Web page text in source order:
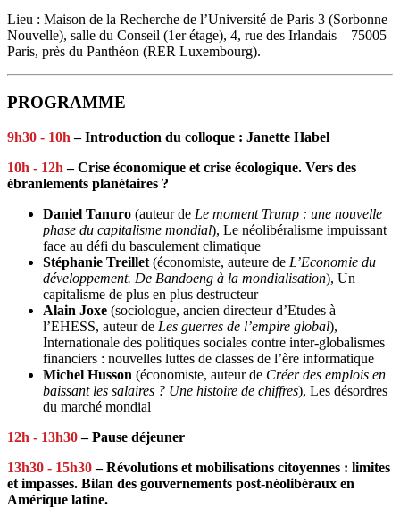
Lieu : Maison de la Recherche de l’Université de Paris 3 (Sorbonne
Nouvelle), salle du Conseil (1er étage), 4, rue des Irlandais – 75005
Paris, près du Panthéon (RER Luxembourg).
PROGRAMME
9h30 - 10h – Introduction du colloque : Janette Habel
10h - 12h – Crise économique et crise écologique. Vers des
ébranlements planétaires ?
Daniel Tanuro (auteur de Le moment Trump : une nouvelle
phase du capitalisme mondial), Le néolibéralisme impuissant
face au défi du basculement climatique
Stéphanie Treillet (économiste, auteure de L’Economie du
développement. De Bandoeng à la mondialisation), Un
capitalisme de plus en plus destructeur
Alain Joxe (sociologue, ancien directeur d’Etudes à
l’EHESS, auteur de Les guerres de l’empire global),
Internationale des politiques sociales contre inter-globalismes
financiers : nouvelles luttes de classes de l’ère informatique
Michel Husson (économiste, auteur de Créer des emplois en
baissant les salaires ? Une histoire de chiffres), Les désordres
du marché mondial
12h - 13h30– Pause déjeuner
13h30 - 15h30– Révolutions et mobilisations citoyennes : limites
et impasses. Bilan des gouvernements post-néolibéraux en
Amérique latine.